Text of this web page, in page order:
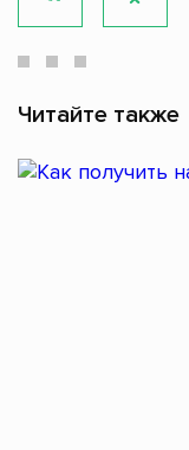
Читайте также